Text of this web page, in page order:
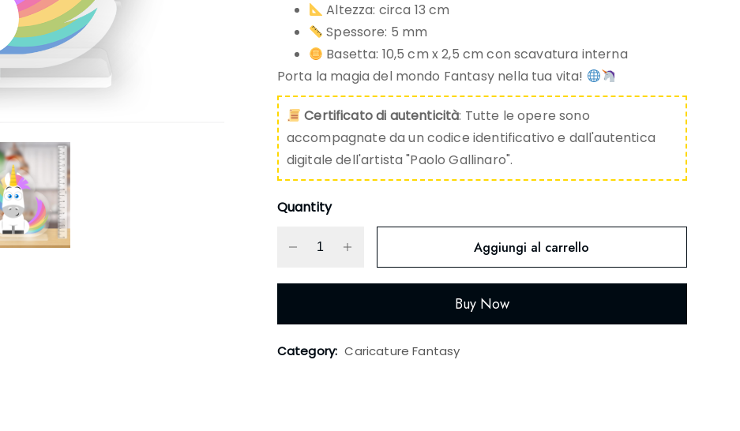
Altezza: circa 13 cm
Spessore: 5 mm
Basetta: 10,5 cm x 2,5 cm con scavatura interna
Porta la magia del mondo Fantasy nella tua vita!
Certificato di autenticità: Tutte le opere sono
accompagnate da un codice identificativo e dall'autentica
digitale dell'artista "Paolo Gallinaro".
Quantity
Aggiungi al carrello
Buy Now
Category: Caricature Fantasy